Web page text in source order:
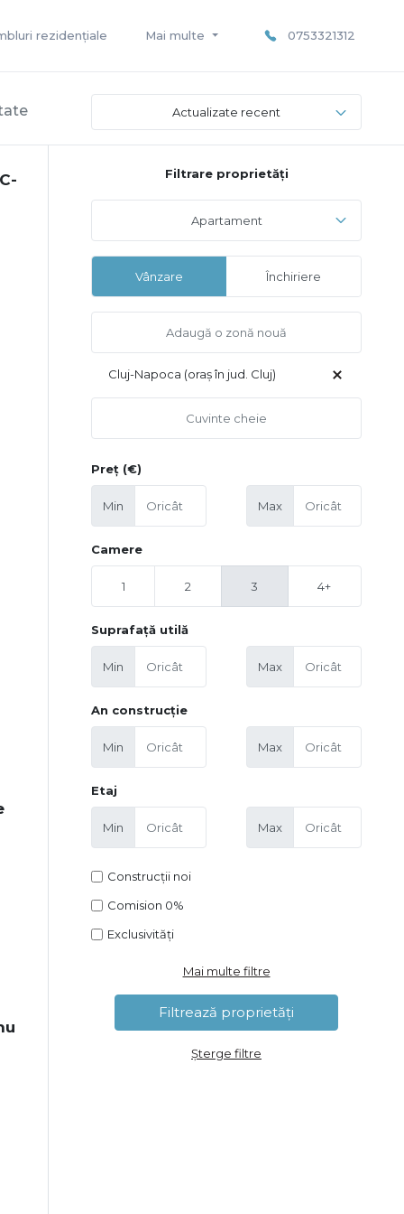
rezidențiale Mai multe 0753321312
Actualizate recent
Filtrare proprietăți
Apartament
Vânzare Închiriere
Cluj-Napoca (oraș în jud. Cluj)
Preț (€)
Min Max
Camere
1 2 3 4+
Suprafață utilă
Min Max
An construcție
Min Max
Etaj
Min Max
Construcții noi
Comision 0%
Exclusivități
Mai multe filtre
Șterge filtre